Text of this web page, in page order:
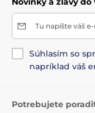
Tu napíšte váš
Súhlasím so
napríklad váš
Potrebujete